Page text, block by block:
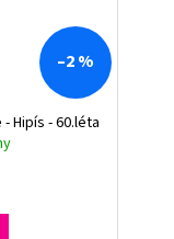
–2 %
Hipís - 60.léta